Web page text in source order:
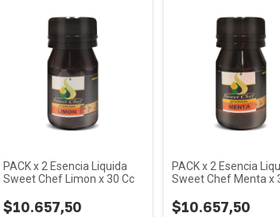
PACK x 2 Esencia Liquida
Sweet Chef Limon x 30 Cc
$10.657,50
PACK x 2 Esencia
Sweet Chef Menta x
$10.657,50